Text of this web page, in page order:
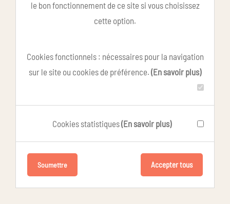
le bon fonctionnement de ce site si vous choisissez
cette option.
Cookies fonctionnels : nécessaires pour la navigation
sur le site ou cookies de préférence. (En savoir plus)
Cookies statistiques(En savoir plus)
Soumettre Accepter tous